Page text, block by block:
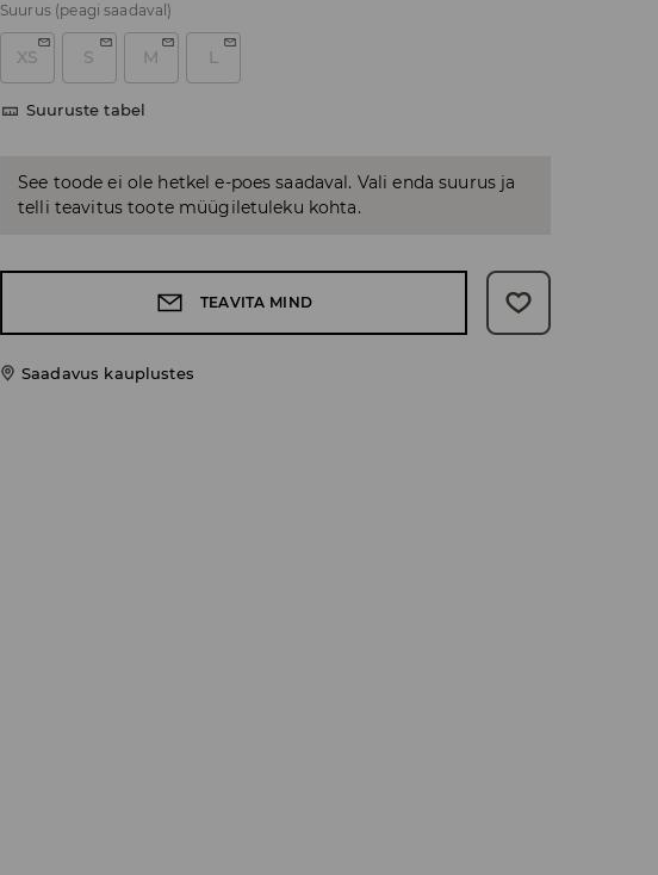
Suurus (peagi saadaval)
XS S M L
Suuruste tabel
See toode ei ole hetkel e-poes saadaval. Vali enda suurus ja
telli teavitus toote müügiletuleku kohta.
TEAVITA MIND
Saadavus kauplustes